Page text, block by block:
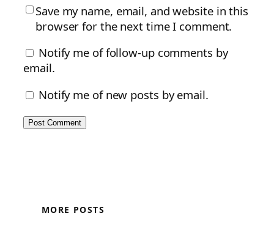
Save my name, email, and website in this
browser for the next time I comment.
Notify me of follow-up comments by
email.
Notify me of new posts by email.
MORE POSTS